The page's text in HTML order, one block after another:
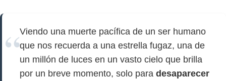
Viendo una muerte pacífica de un ser humano
que nos recuerda a una estrella fugaz, una de
un millón de luces en un vasto cielo que brilla
por un breve momento, solo para desaparecer